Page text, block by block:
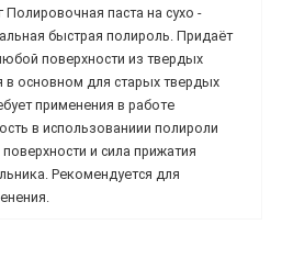
Полировочная паста на сухо -
быстрая полироль. Придаёт
поверхности из твердых
в основном для старых твердых
применения в работе
в использованиии полироли
и сила прижатия
Рекомендуется для